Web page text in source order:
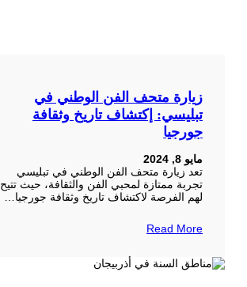
زيارة متحف الفن الوطني في
تبليسي: إكتشاف تاريخ وثقافة
جورجيا
مايو 8, 2024
تعد زيارة متحف الفن الوطني في تبليسي
تجربة ممتازة لمحبي الفن والثقافة، حيث تتيح
لهم الفرصة لاكتشاف تاريخ وثقافة جورجيا…
Read More